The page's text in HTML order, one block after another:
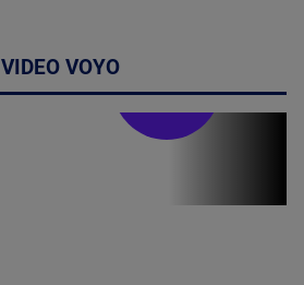
VIDEO VOYO